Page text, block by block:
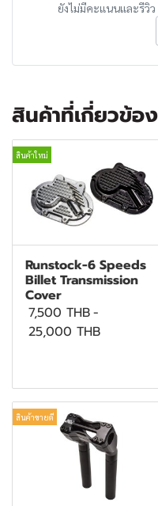
ยังไม่มีคะแนนและรีวิ
สินค้าที่เกี่ยวข้อง
สินค้าใหม่
Runstock-6 Speeds
Billet Transmission
Cover
7,500 THB-
25,000 THB
สินค้าขายดี